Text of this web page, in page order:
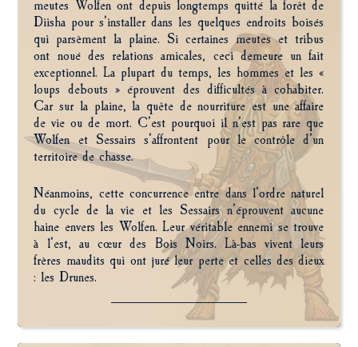
meutes Wolfen ont depuis longtemps quitté la forêt de
Diisha pour s’installer dans les quelques endroits boisés
qui parsèment la plaine. Si certaines meutes et tribus
ont noué des relations amicales, ceci demeure un fait
exceptionnel. La plupart du temps, les hommes et les «
loups debouts » éprouvent des difficultés à cohabiter.
Car sur la plaine, la quête de nourriture est une affaire
de vie ou de mort. C’est pourquoi il n’est pas rare que
Wolfen et Sessairs s’affrontent pour le contrôle d’un
territoire de chasse.
Néanmoins, cette concurrence entre dans l’ordre naturel
du cycle de la vie et les Sessairs n’éprouvent aucune
haine envers les Wolfen. Leur véritable ennemi se trouve
à l’est, au cœur des Bois Noirs. Là-bas vivent leurs
frères maudits qui ont juré leur perte et celles des dieux
: les Drunes.